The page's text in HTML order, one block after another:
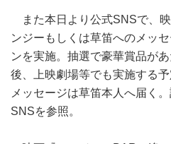
また本日より公式SNSで、
ンジーもしくは草笛へのメッ
ンを実施。抽選で豪華賞品が
後、上映劇場等でも実施する
メッセージは草笛本人へ届く
SNSを参照。